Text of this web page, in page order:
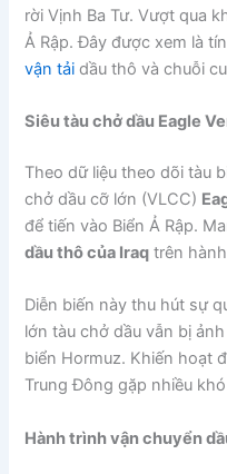
rời Vịnh Ba Tư. Vượt qua
Ả Rập. Đây được xem là
vận tải dầu thô và chuỗi
Siêu tàu chở dầu Eagle
Theo dữ liệu theo dõi tàu
chở dầu cỡ lớn (VLCC)
để tiến vào Biển Ả Rập.
dầu thô của Iraq trên
Diễn biến này thu hút sự
lớn tàu chở dầu vẫn bị
biển Hormuz. Khiến hoạt
Trung Đông gặp nhiều
Hành trình vận chuyển